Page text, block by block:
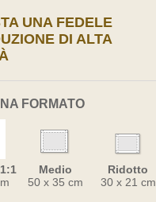
UNA FEDELE
DI ALTA
FORMATO
Medio
50 x 35 cm
Ridotto
30 x 21 cm